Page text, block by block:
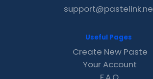
Useful Pages
Create New Paste
Your Account